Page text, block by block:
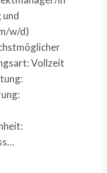
w/d)
Vollzeit